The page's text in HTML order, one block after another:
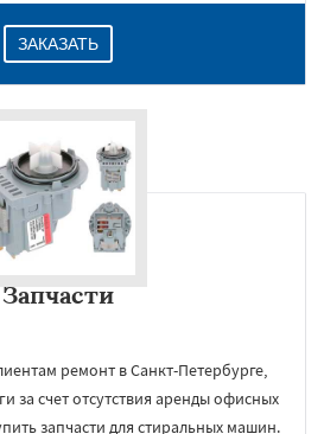
ЗАКАЗАТЬ
Запчасти
ремонт в Санкт-Петербурге,
за счет отсутствия аренды офисных
запчасти для стиральных машин.